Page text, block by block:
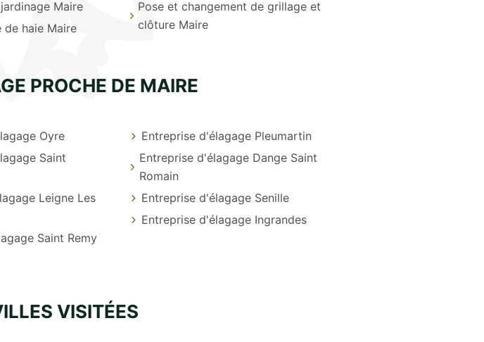
Maire
haie Maire
Pose et changement de grillage et
clôture Maire
PROCHE DE MAIRE
Oyre
Saint
Leigne Les
Saint Remy
Entreprise d'élagage Pleumartin
Entreprise d'élagage Dange Saint
Romain
Entreprise d'élagage Senille
Entreprise d'élagage Ingrandes
VISITÉES